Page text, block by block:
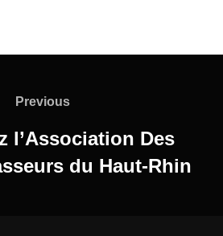
Previous
Previous
l’Association Des
du Haut-Rhin